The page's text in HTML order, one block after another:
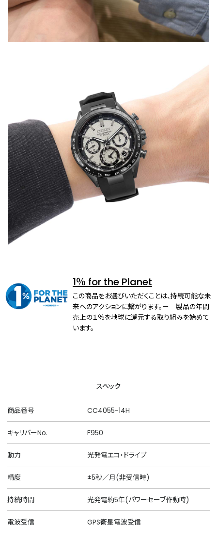
1％ for the Planet
この商品をお選びいただくことは、持続可能な未
来へのアクションに繋がります。ー 製品の年間
売上の１％を地球に還元する取り組みを始めて
います。
スペック
商品番号 CC4055-14H
キャリバーNo. F950
動力 光発電エコ・ドライブ
精度 ±5秒／月(非受信時)
持続時間 光発電約5年(パワーセーブ作動時)
電波受信 GPS衛星電波受信